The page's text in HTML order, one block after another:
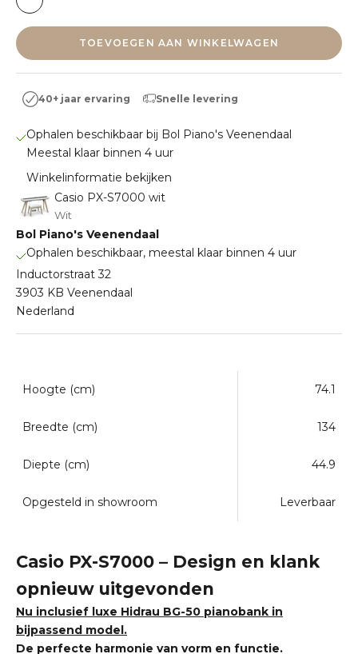
Wit
TOEVOEGEN AAN WINKELWAGEN
40+ jaar ervaring Snelle levering
Ophalen beschikbaar bij Bol Piano's Veenendaal
Meestal klaar binnen 4 uur
Winkelinformatie bekijken
Casio PX-S7000 wit
Wit
Bol Piano's Veenendaal
Ophalen beschikbaar, meestal klaar binnen 4 uur
Inductorstraat 32
3903 KB Veenendaal
Nederland
Hoogte (cm) 74.1
Breedte (cm) 134
Diepte (cm) 44.9
Opgesteld in showroom Leverbaar
Casio PX-S7000 – Design en klank
opnieuw uitgevonden
Nu inclusief luxe Hidrau BG-50 pianobank in
bijpassend model.
De perfecte harmonie van vorm en functie.